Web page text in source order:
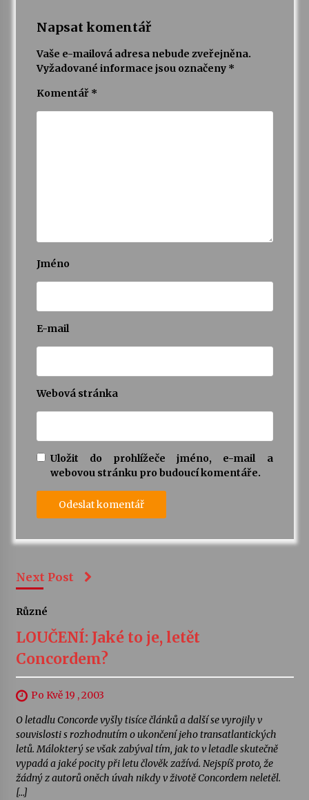
Napsat komentář
Vaše e-mailová adresa nebude zveřejněna.
Vyžadované informace jsou označeny *
Komentář *
Jméno
E-mail
Webová stránka
Uložit do prohlížeče jméno, e-mail a
webovou stránku pro budoucí komentáře.
Next Post
Různé
LOUČENÍ: Jaké to je, letět
Concordem?
Po Kvě 19 , 2003
O letadlu Concorde vyšly tisíce článků a další se vyrojily v
souvislosti s rozhodnutím o ukončení jeho transatlantických
letů. Málokterý se však zabýval tím, jak to v letadle skutečně
vypadá a jaké pocity při letu člověk zažívá. Nejspíš proto, že
žádný z autorů oněch úvah nikdy v životě Concordem neletěl.
[…]